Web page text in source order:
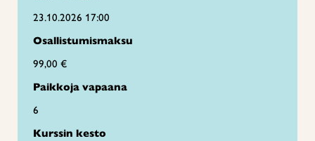
23.10.2026 17:00
Osallistumismaksu
99,00 €
Paikkoja vapaana
6
Kurssin kesto